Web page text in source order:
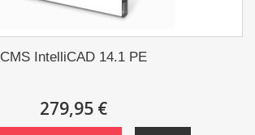
CMS IntelliCAD 14.1 PE
279,95 €